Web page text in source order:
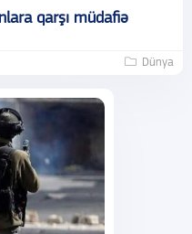
qarşı müdafiə
Dünya